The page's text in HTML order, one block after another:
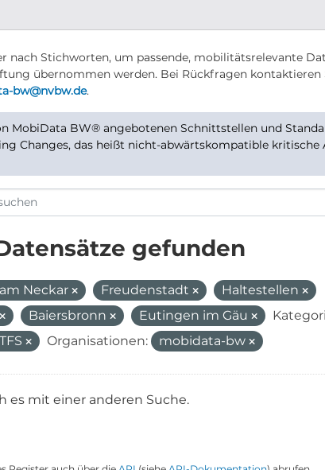
nach Stichworten, um passende, mobilitätsrelevante
übernommen werden. Bei Rückfragen
bw@nvbw.de.
MobiData BW® angebotenen Schnittstellen und
Changes, das heißt nicht-abwärtskompatible
gefunden
Neckar Freudenstadt
Haltestellen
Baiersbronn Eutingen im Gäu
Organisationen: mobidata-bw
es mit einer anderen Suche.